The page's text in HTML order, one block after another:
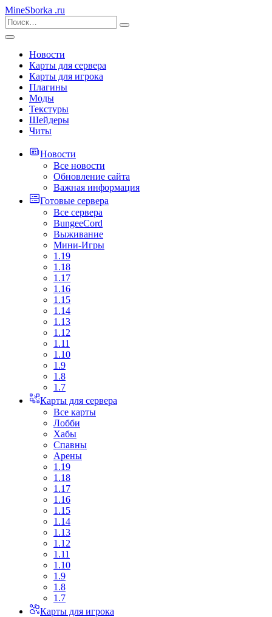
MineSborka .ru
Новости
Карты для сервера
Карты для игрока
Плагины
Моды
Текстуры
Шейдеры
Читы
Новости
Все новости
Обновление сайта
Важная информация
Готовые сервера
Все сервера
BungeeCord
Выживание
Мини-Игры
1.19
1.18
1.17
1.16
1.15
1.14
1.13
1.12
1.11
1.10
1.9
1.8
1.7
Карты для сервера
Все карты
Лобби
Хабы
Спавны
Арены
1.19
1.18
1.17
1.16
1.15
1.14
1.13
1.12
1.11
1.10
1.9
1.8
1.7
Карты для игрока